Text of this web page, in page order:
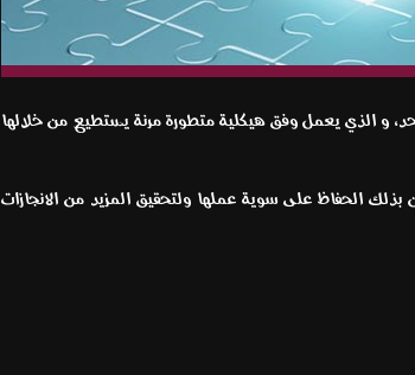
و الذي يعمل وفق هيكلية متطورة مرنة يستطيع من خلالها
بذلك الحفاظ على سوية عملها ولتحقيق المزيد من الانجازات